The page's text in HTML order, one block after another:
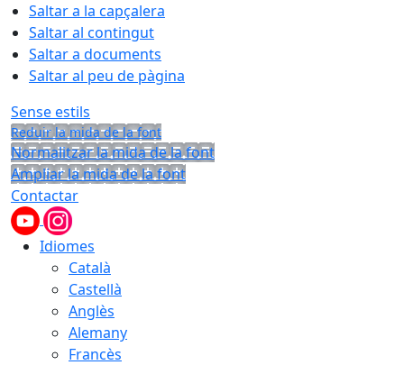
Saltar a la capçalera
Saltar al contingut
Saltar a documents
Saltar al peu de pàgina
Sense estils
Reduir la mida de la font
Normalitzar la mida de la font
Ampliar la mida de la font
Contactar
Idiomes
Català
Castellà
Anglès
Alemany
Francès